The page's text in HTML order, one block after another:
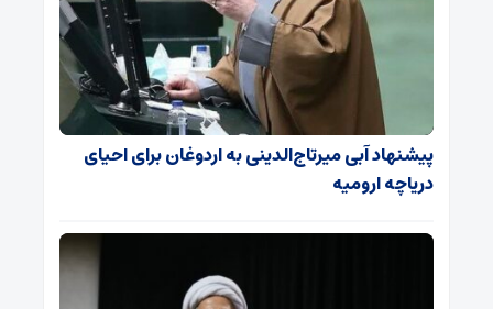
پیشنهاد آبی میرتاج‌الدینی‌ به اردوغان برای احیای
دریاچه ارومیه